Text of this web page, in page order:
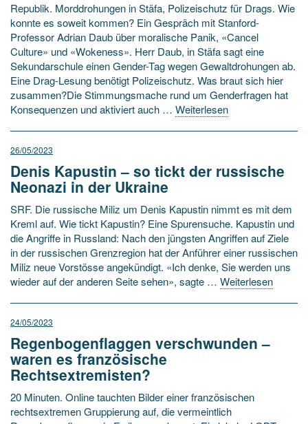
Republik. Morddrohungen in Stäfa, Polizeischutz für Drags. Wie
konnte es soweit kommen? Ein Gespräch mit Stanford-
Professor Adrian Daub über moralische Panik, «Cancel
Culture» und «Wokeness». Herr Daub, in Stäfa sagt eine
Sekundar­schule einen Gender-Tag wegen Gewalt­drohungen ab.
Eine Drag-Lesung benötigt Polizei­schutz. Was braut sich hier
zusammen?Die Stimmungsmache rund um Gender­fragen hat
Konsequenzen und aktiviert auch … Weiterlesen
26/05/2023
Denis Kapustin – so tickt der russische
Neonazi in der Ukraine
SRF. Die russische Miliz um Denis Kapustin nimmt es mit dem
Kreml auf. Wie tickt Kapustin? Eine Spurensuche. Kapustin und
die Angriffe in Russland: Nach den jüngsten Angriffen auf Ziele
in der russischen Grenzregion hat der Anführer einer russischen
Miliz neue Vorstösse angekündigt. «Ich denke, Sie werden uns
wieder auf der anderen Seite sehen», sagte … Weiterlesen
24/05/2023
Regenbogenflaggen verschwunden –
waren es französische
Rechtsextremisten?
20 Minuten. Online tauchten Bilder einer französischen
rechtsextremen Gruppierung auf, die vermeintlich